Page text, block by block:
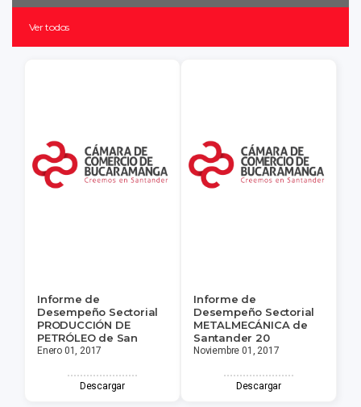
Ver todos
Informe de
Desempeño Sectorial
PRODUCCIÓN DE
PETRÓLEO de San
Enero 01, 2017
Descargar
Informe de
Desempeño Sectorial
METALMECÁNICA de
Santander 20
Noviembre 01, 2017
Descargar